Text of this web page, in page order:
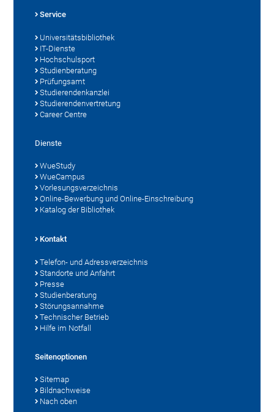
Service
Universitätsbibliothek
IT-Dienste
Hochschulsport
Studienberatung
Prüfungsamt
Studierendenkanzlei
Studierendenvertretung
Career Centre
Dienste
WueStudy
WueCampus
Vorlesungsverzeichnis
Online-Bewerbung und Online-Einschreibung
Katalog der Bibliothek
Kontakt
Telefon- und Adressverzeichnis
Standorte und Anfahrt
Presse
Studienberatung
Störungsannahme
Technischer Betrieb
Hilfe im Notfall
Seitenoptionen
Sitemap
Bildnachweise
Nach oben